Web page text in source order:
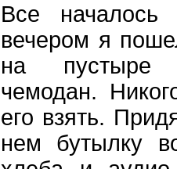
Все
вечером я
на пустыре
чемодан.
его взять.
нем бутылку